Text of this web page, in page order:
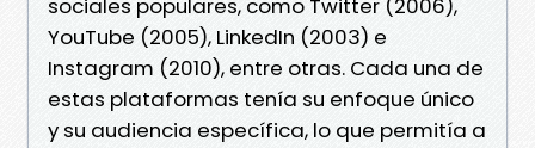
sociales populares, como Twitter (2006),
YouTube (2005), LinkedIn (2003) e
Instagram (2010), entre otras. Cada una de
estas plataformas tenía su enfoque único
y su audiencia específica, lo que permitía a